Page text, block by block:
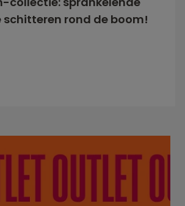
schitteren rond de boom!